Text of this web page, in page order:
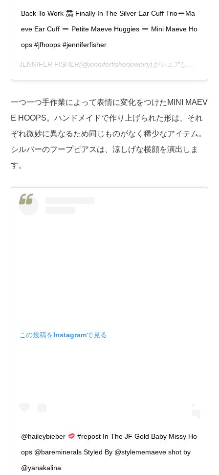
Back To Work Finally In The Silver Ear Cuff Trio
Ma
eve Ear Cuff
Petite Maeve Huggies
Mini Maeve Ho
ops #jfhoops #jenniferfisher
JENNIFER FISHER(@jenniferfisherjewelry)がシェアした投稿 –
一つ一つ手作業によって表情に変化をつけたMINI MAEV
E HOOPS。ハンドメイドで作り上げられた形は、それ
ぞれ微妙に異なるため同じものがなく稀少なアイテム。
シルバーのフープピアスは、涼しげな横顔を演出しま
す。
この投稿をInstagramで見る
@haileybieber
#repost In The JF Gold Baby Missy Ho
ops @bareminerals Styled By @stylememaeve shot by
@yanakalina